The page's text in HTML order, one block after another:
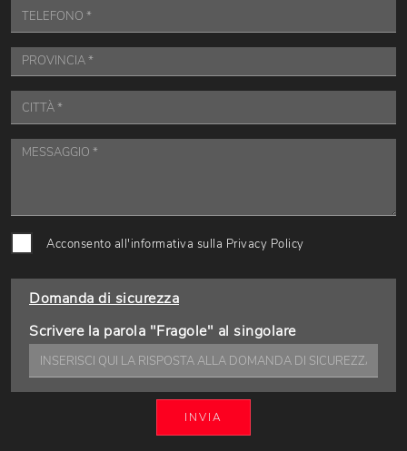
Acconsento all'informativa sulla Privacy Policy
Domanda di sicurezza
Scrivere la parola "Fragole" al singolare
INVIA